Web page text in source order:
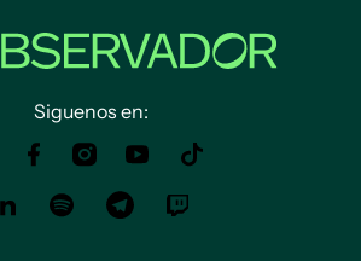
Siguenos en: